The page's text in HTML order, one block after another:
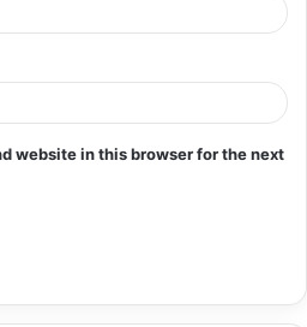
website in this browser for the next